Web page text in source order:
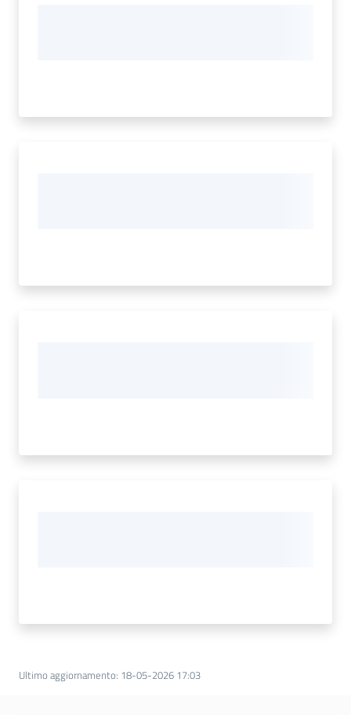
Ultimo aggiornamento: 18-05-2026 17:03